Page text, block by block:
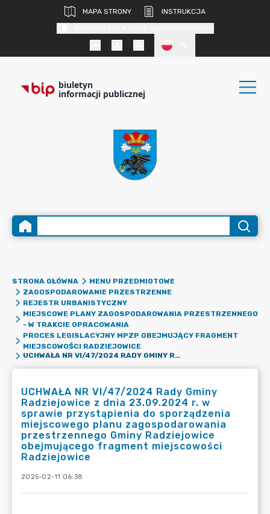
MAPA STRONY
INSTRUKCJA
biuletyn
informacji publicznej
STRONA GŁÓWNA
MENU PRZEDMIOTOWE
ZAGOSPODAROWANIE PRZESTRZENNE
REJESTR URBANISTYCZNY
MIEJSCOWE PLANY ZAGOSPODAROWANIA PRZESTRZENNEGO
- W TRAKCIE OPRACOWANIA
PROCES LEGISLACYJNY MPZP OBEJMUJĄCY FRAGMENT
MIEJSCOWOŚCI RADZIEJOWICE
UCHWAŁA NR VI/47/2024 RADY GMINY RADZIEJOWICE Z DNIA 23.09.2024 R. W SPRAWIE PRZYSTĄPIENIA DO SPORZĄDZENIA MIEJSCOWEGO PLANU ZAGOSPODAROWANIA PRZESTRZENNEGO GMINY RADZIEJOWICE OBEJMUJĄCEGO FRAGMENT MIEJSCOWOŚCI RADZIEJOWICE
UCHWAŁA NR VI/47/2024 Rady Gminy
Radziejowice z dnia 23.09.2024 r. w
sprawie przystąpienia do sporządzenia
miejscowego planu zagospodarowania
przestrzennego Gminy Radziejowice
obejmującego fragment miejscowości
Radziejowice
2025-02-11 06:38